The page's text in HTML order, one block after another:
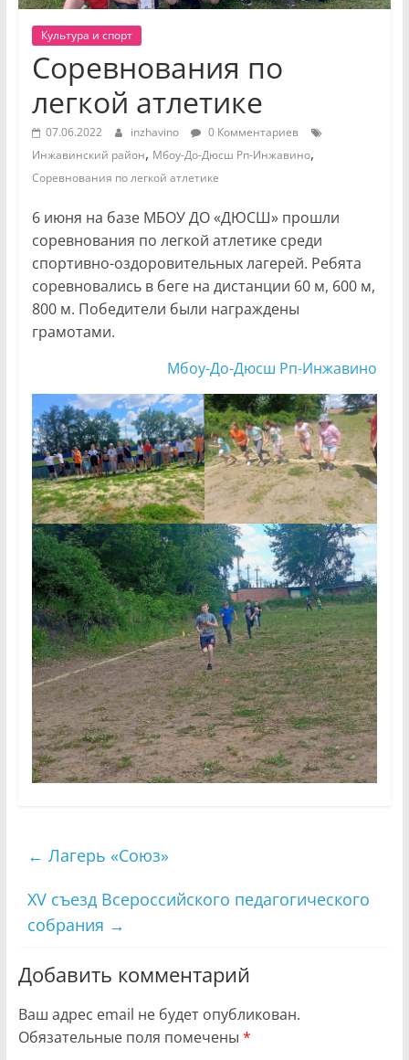
Культура и спорт
Соревнования по
легкой атлетике
07.06.2022 inzhavino
0 Комментариев
Инжавинский район, Мбоу-До-Дюсш Рп-Инжавино,
Соревнования по легкой атлетике
6 июня на базе МБОУ ДО «ДЮСШ» прошли
соревнования по легкой атлетике среди
спортивно-оздоровительных лагерей. Ребята
соревновались в беге на дистанции 60 м, 600 м,
800 м. Победители были награждены
грамотами.
Мбоу-До-Дюсш Рп-Инжавино
← Лагерь «Союз»
XV съезд Всероссийского педагогического
собрания →
Добавить комментарий
Ваш адрес email не будет опубликован.
Обязательные поля помечены *